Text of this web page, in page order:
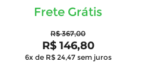
Frete Grátis
R$ 367,00
R$ 146,80
6x de R$ 24,47 sem juros